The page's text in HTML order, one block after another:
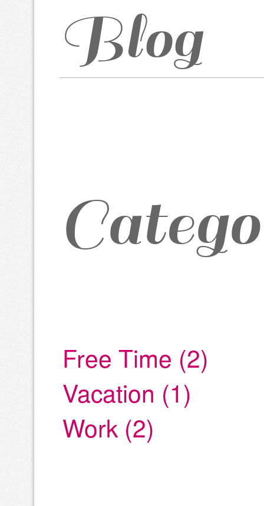
Blog
Free Time (2)
Vacation (1)
Work (2)